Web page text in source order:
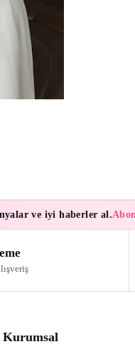
ve iyi haberler al.
Kurumsal